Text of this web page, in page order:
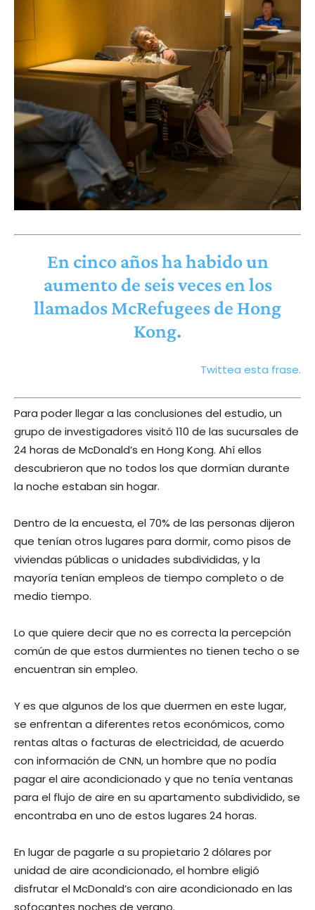
En cinco años ha habido un
aumento de seis veces en los
llamados McRefugees de Hong
Kong.
Twittea esta frase.
Para poder llegar a las conclusiones del estudio, un
grupo de investigadores visitó 110 de las sucursales de
24 horas de McDonald’s en Hong Kong. Ahí ellos
descubrieron que no todos los que dormían durante
la noche estaban sin hogar.
Dentro de la encuesta, el 70% de las personas dijeron
que tenían otros lugares para dormir, como pisos de
viviendas públicas o unidades subdivididas, y la
mayoría tenían empleos de tiempo completo o de
medio tiempo.
Lo que quiere decir que no es correcta la percepción
común de que estos durmientes no tienen techo o se
encuentran sin empleo.
Y es que algunos de los que duermen en este lugar,
se enfrentan a diferentes retos económicos, como
rentas altas o facturas de electricidad, de acuerdo
con información de CNN, un hombre que no podía
pagar el aire acondicionado y que no tenía ventanas
para el flujo de aire en su apartamento subdividido, se
encontraba en uno de estos lugares 24 horas.
En lugar de pagarle a su propietario 2 dólares por
unidad de aire acondicionado, el hombre eligió
disfrutar el McDonald’s con aire acondicionado en las
sofocantes noches de verano.